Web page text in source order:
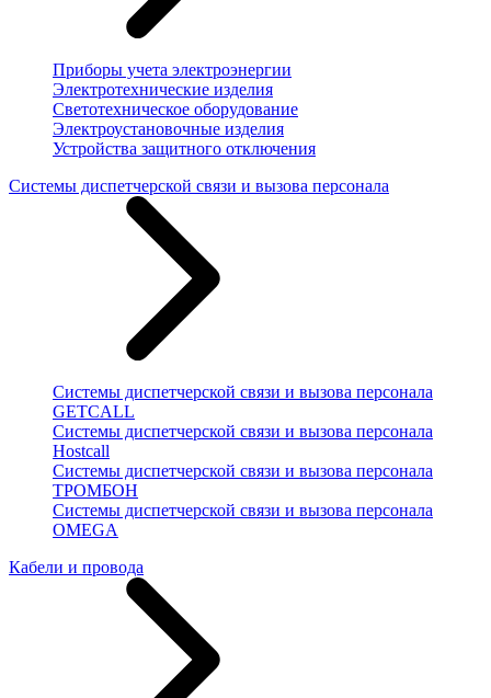
Приборы учета электроэнергии
Электротехнические изделия
Светотехническое оборудование
Электроустановочные изделия
Устройства защитного отключения
Системы диспетчерской связи и вызова персонала
Системы диспетчерской связи и вызова персонала
GETCALL
Системы диспетчерской связи и вызова персонала
Hostcall
Системы диспетчерской связи и вызова персонала
ТРОМБОН
Системы диспетчерской связи и вызова персонала
OMEGA
Кабели и провода